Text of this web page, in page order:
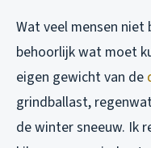
Wat veel mensen niet
behoorlijk wat moet
eigen gewicht van de
grindballast,
de winter sneeuw. Ik